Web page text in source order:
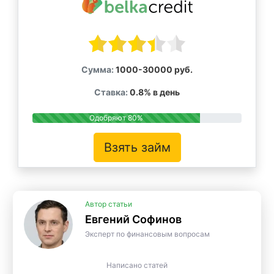
Сумма: 1000-30000 руб.
Ставка: 0.8% в день
Одобряют 80%
Взять займ
Автор статьи
Евгений Софинов
Эксперт по финансовым вопросам
Написано статей